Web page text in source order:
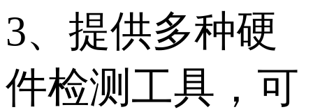
3、提供多种硬
件检测工具，可